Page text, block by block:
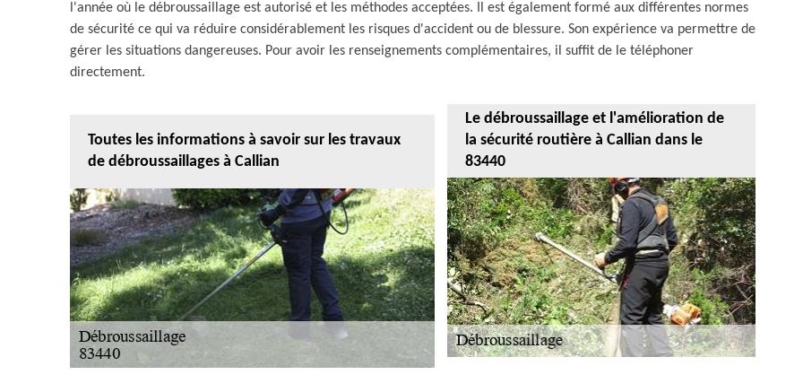
l'année où le débroussaillage est autorisé et les méthodes acceptées. Il est également formé aux différentes normes
de sécurité ce qui va réduire considérablement les risques d'accident ou de blessure. Son expérience va permettre de
gérer les situations dangereuses. Pour avoir les renseignements complémentaires, il suffit de le téléphoner
directement.
Toutes les informations à savoir sur les travaux
de débroussaillages à Callian
Le débroussaillage et l'amélioration de
la sécurité routière à Callian dans le
83440